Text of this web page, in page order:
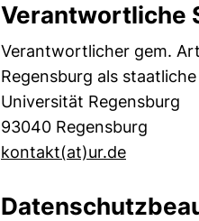
Verantwortliche
Verantwortlicher gem.
Regensburg als
Universität Regensburg
93040 Regensburg
kontakt​(at)​ur.de(öffnet